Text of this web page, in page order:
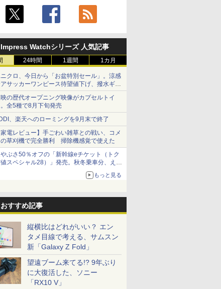
Impress Watchシリーズ 人気記事
24時間 1週間 1カ月
クロ、今日から「お盆特別セール」。涼感
サッカーワンピース待望値下げ、撥水ギア
ーツは1990円に
の歴代オープニング映像がカプセルトイ
全5種で8月下旬発売
、楽天へのローミングを9月末で終了
家電レビュー】手ごわい雑草との戦い、コメ
の草刈機で完全勝利 掃除機感覚で使えた
ぶさ50％オフの「新幹線eチケット（トク
スペシャル28）」発売。秋冬乗車分、えき
もっと見る
おすすめ記事
縦横比はどれがいい？ エン
タメ目線で考える、サムスン
新「Galaxy Z Fold」
望遠ブーム来てる!? 9年ぶり
に大復活した、ソニー
「RX10 V」